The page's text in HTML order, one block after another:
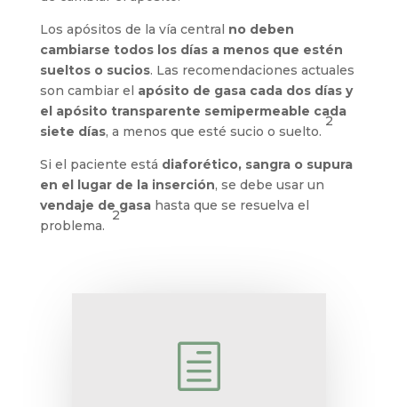
Los apósitos de la vía central no deben
cambiarse todos los días a menos que estén
sueltos o sucios. Las recomendaciones actuales
son cambiar el apósito de gasa cada dos días y
el apósito transparente semipermeable cada
siete días, a menos que esté sucio o suelto.
2
Si el paciente está diaforético, sangra o supura
en el lugar de la inserción, se debe usar un
vendaje de gasa hasta que se resuelva el
problema.
2
h